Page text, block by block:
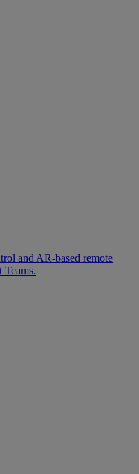
and AR-based remote
Teams.